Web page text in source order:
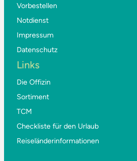
Vorbestellen
Notdienst
Impressum
Datenschutz
Links
Die Offizin
Sortiment
TCM
Checkliste für den Urlaub
Reiseländerinformationen